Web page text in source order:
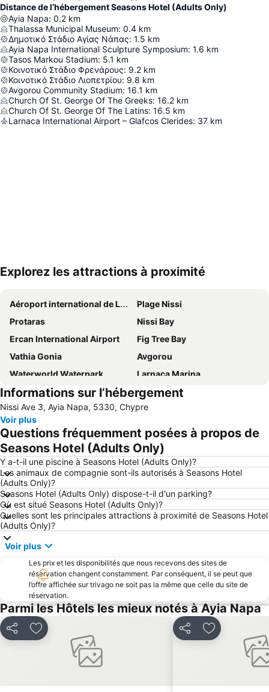
Distance de l’hébergement Seasons Hotel (Adults Only)
Ayia Napa: 0.2 km
Thalassa Municipal Museum: 0.4 km
Δημοτικό Στάδιο Αγίας Νάπας: 1.5 km
Ayia Napa International Sculpture Symposium: 1.6 km
Tasos Markou Stadium: 5.1 km
Κοινοτικό Στάδιο Φρενάρους: 9.2 km
Κοινοτικό Στάδιο Λιοπετρίου: 9.8 km
Avgorou Community Stadium: 16.1 km
Church Of St. George Of The Greeks: 16.2 km
Church Of St. George Of The Latins: 16.5 km
Larnaca International Airport – Glafcos Clerides: 37 km
Explorez les attractions à proximité
Aéroport international de Larnaca
Plage Nissi
Protaras
Nissi Bay
Ercan International Airport
Fig Tree Bay
Vathia Gonia
Avgorou
Waterworld Waterpark
Larnaca Marina
Pernera A
Konnos Bay
Pernera P
Makronissos
Mckenzie Beach
Katsarka
Mazotos
Ammos of Kabouri
Glapsides Beach
Phinikoudes Beach
Ellinas
Ayia Anna
Pantachou
Agia Thekla
Kaplica Beach
Informations sur l’hébergement
Nissi Ave 3, Ayia Napa, 5330, Chypre
Voir plus
Questions fréquemment posées à propos de
Seasons Hotel (Adults Only)
Y a-t-il une piscine à Seasons Hotel (Adults Only)?
Les animaux de compagnie sont-ils autorisés à Seasons Hotel
(Adults Only)?
Seasons Hotel (Adults Only) dispose-t-il d'un parking?
Où est situé Seasons Hotel (Adults Only)?
Quelles sont les principales attractions à proximité de Seasons Hotel
(Adults Only)?
Voir plus
Les prix et les disponibilités que nous recevons des sites de
réservation changent constamment. Par conséquent, il se peut que
l’offre affichée sur trivago ne soit pas la même que celle du site de
réservation.
Parmi les Hôtels les mieux notés à Ayia Napa
PartagerAjouter à mes favoris PartagerAjouter à